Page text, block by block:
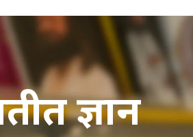
ज्ञान